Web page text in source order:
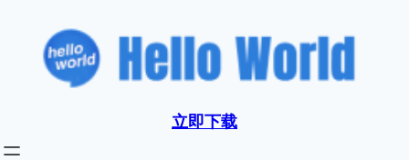
立即下载